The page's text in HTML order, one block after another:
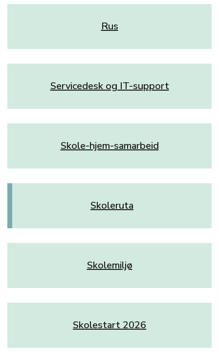
Rus
Servicedesk og IT-support
Skole-hjem-samarbeid
Skoleruta
Skolemiljø
Skolestart 2026